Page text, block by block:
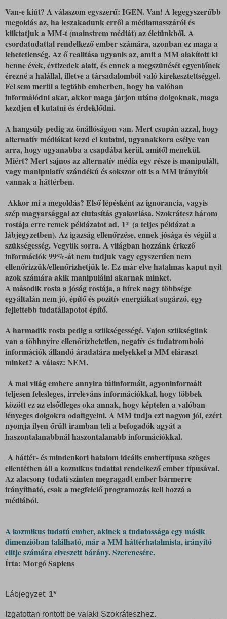
Van-e kiút? A válaszom egyszerű: IGEN. Van! A legegyszerűbb
megoldás az, ha leszakadunk erről a médiamasszáról és
kiiktatjuk a MM-t (mainstrem médiát) az életünkből. A
csordatudattal rendelkező ember számára, azonban ez maga a
lehetetlenség. Az ő realitása ugyanis az, amit a MM alakított ki
benne évek, évtizedek alatt, és ennek a megszünését egyenlőnek
érezné a halállal, illetve a társadalomból való kirekesztettséggel.
Fel sem merül a legtöbb emberben, hogy ha valóban
informálódni akar, akkor maga járjon utána dolgoknak, maga
kezdjen el kutatni és érdeklődni.
A hangsúly pedig az önállóságon van. Mert csupán azzal, hogy
alternatív médiákat kezd el kutatni, ugyanakkora esélye van
arra, hogy ugyanabba a csapdába kerül, amitől menekül.
Miért? Mert sajnos az alternatív média egy része is manipulált,
vagy manipulatív szándékú és sokszor ott is a MM irányítói
vannak a háttérben.
Akkor mi a megoldás? Első lépésként az ignorancia, vagyis
szép magyarsággal az elutasítás gyakorlása. Szokrátesz három
rostája erre remek példázatot ad. 1* (a teljes példázat a
lábjegyzetben). Az igazság ellenőrzése, ennek jósága és végül a
szükségesség. Vegyük sorra. A világban hozzánk érkező
információk 99%-át nem tudjuk vagy egyszerűen nem
ellenőrizzük/ellenőrizhetjük le. Ez már elve hatalmas kaput nyit
azok számára akik manipulálni akarnak minket.
A második rosta a jóság rostája, a hírek nagy többsége
egyáltalán nem jó, építő és pozitív energiákat sugárzó, egy
fejlettebb tudatállapotot építő.
A harmadik rosta pedig a szükségességé. Vajon szükségünk
van a többnyire ellenőrizhetetlen, negatív és tudatromboló
információk állandó áradatára melyekkel a MM eláraszt
minket? A válasz: NEM.
A mai világ embere annyira túlinformált, agyoninformált
teljesen felesleges, irreleváns információkkal, hogy többek
között ez az elsődleges oka annak, hogy képtelen a valóban
lényeges dolgokra odafigyelni. A MM tudja ezt nagyon jól, ezért
nyomja ilyen őrült iramban teli a befogadók agyát a
haszontalanabbnál haszontalanabb információkkal.
A háttér- és mindenkori hatalom ideális embertípusa szöges
ellentétben áll a kozmikus tudattal rendelkező ember típusával.
Az alacsony tudati szinten megragadt ember bármerre
irányítható, csak a megfelelő programozás kell hozzá a
médiából.
A kozmikus tudatú ember, akinek a tudatossága egy másik
dimenzióban található, már a MM háttérhatalmista, irányító
elitje számára elveszett bárány. Szerencsére.
Írta: Morgó Sapiens
Lábjegyzet: 1*
Izgatottan rontott be valaki Szokráteszhez.